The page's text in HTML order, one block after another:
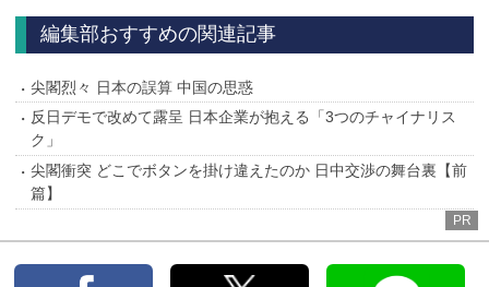
へ
へ
編集部おすすめの関連記事
尖閣烈々 日本の誤算 中国の思惑
反日デモで改めて露呈 日本企業が抱える「3つのチャイナリス
ク」
尖閣衝突 どこでボタンを掛け違えたのか 日中交渉の舞台裏【前
篇】
PR